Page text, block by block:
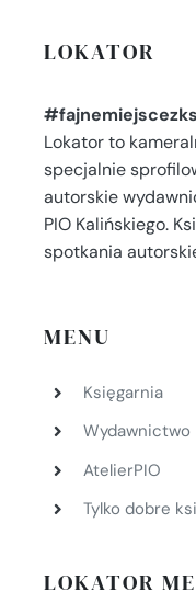
LOKATOR
Lokator to
specjalnie
autorskie
PIO Kalińskiego.
spotkania
MENU
Księgarnia
Wydawnictwo
AtelierPIO
Tylko dobre
LOKATOR